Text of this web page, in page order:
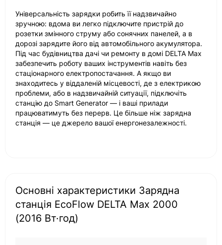
Універсальність зарядки робить її надзвичайно
зручною: вдома ви легко підключите пристрій до
розетки змінного струму або сонячних панелей, а в
дорозі зарядите його від автомобільного акумулятора.
Під час будівництва дачі чи ремонту в домі DELTA Max
забезпечить роботу ваших інструментів навіть без
стаціонарного електропостачання. А якщо ви
знаходитесь у віддаленій місцевості, де з електрикою
проблеми, або в надзвичайній ситуації, підключіть
станцію до Smart Generator — і ваші прилади
працюватимуть без перерв. Це більше ніж зарядна
станція — це джерело вашої енергонезалежності.
Основні характеристики Зарядна
станція EcoFlow DELTA Max 2000
(2016 Вт·год)